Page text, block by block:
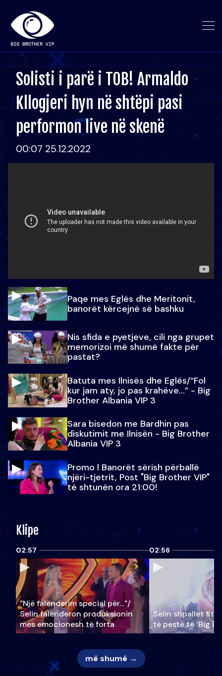
Solisti i parë i TOB! Armaldo
Kllogjeri hyn në shtëpi pasi
performon live në skenë
00:07 25.12.2022
Paqe mes Eglës dhe Meritonit,
banorët kërcejnë së bashku
Nis sfida e pyetjeve, cili nga grupet
memorizoi më shumë fakte për
pastat?
Batuta mes Ilnisës dhe Eglës/“Fol
kur jam aty, jo pas krahëve…” - Big
Brother Albania VIP 3
Sara bisedon me Bardhin pas
diskutimit me Ilnisën - Big Brother
Albania VIP 3
Promo l Banorët sërish përballë
njëri-tjetrit, Post "Big Brother VIP"
të shtunën ora 21:00!
Klipe
02:57
"Një falenderim special për…"/
Selin falënderon produksionin
mes emocionesh të forta
02:56
Selin shpallet
të pestë të ‘Big
më shumë →